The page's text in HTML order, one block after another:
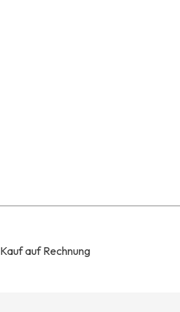
Kauf auf Rechnung